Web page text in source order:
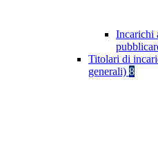
Incarichi
Titolari di
generali) 8